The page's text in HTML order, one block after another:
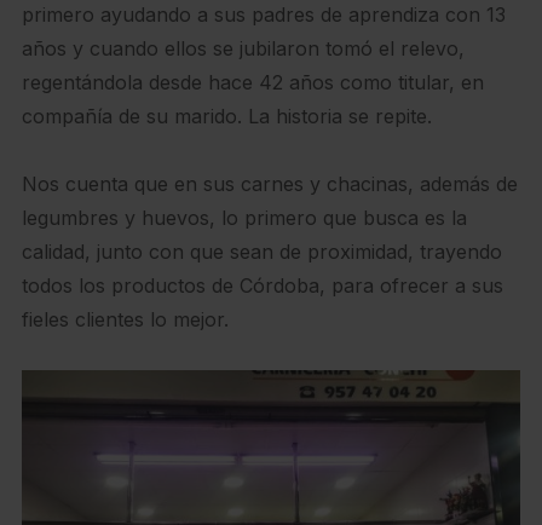
primero ayudando a sus padres de aprendiza con 13
años y cuando ellos se jubilaron tomó el relevo,
regentándola desde hace 42 años como titular, en
compañía de su marido. La historia se repite.
Nos cuenta que en sus carnes y chacinas, además de
legumbres y huevos, lo primero que busca es la
calidad, junto con que sean de proximidad, trayendo
todos los productos de Córdoba, para ofrecer a sus
fieles clientes lo mejor.